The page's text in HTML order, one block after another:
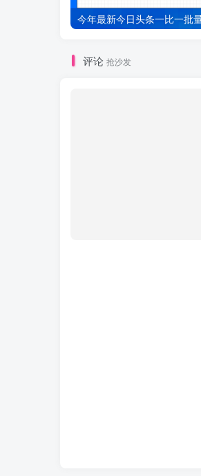
评论 抢沙发